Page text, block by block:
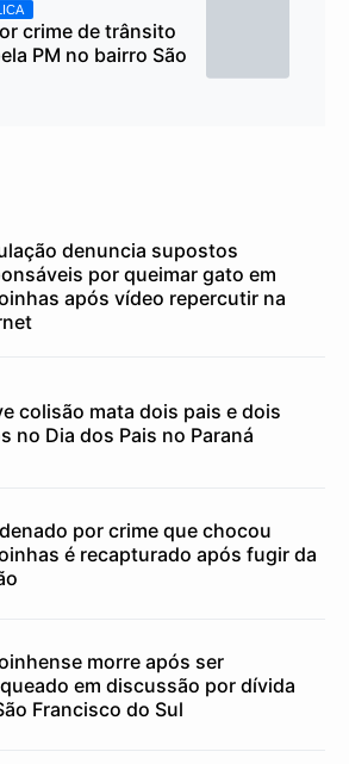
crime de trânsito
PM no bairro São
denuncia supostos
por queimar gato em
após vídeo repercutir na
colisão mata dois pais e dois
no Dia dos Pais no Paraná
por crime que chocou
é recapturado após fugir da
morre após ser
em discussão por dívida
Francisco do Sul